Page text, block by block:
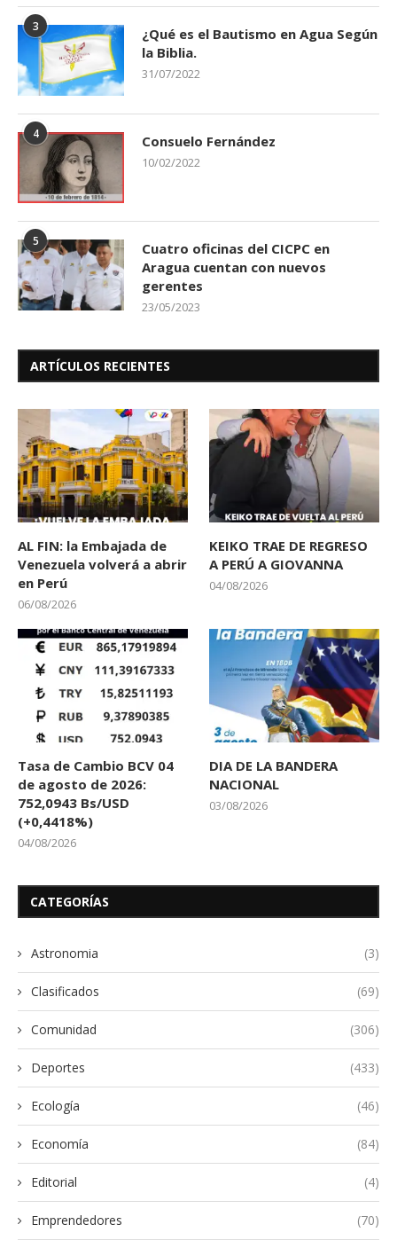
3
¿Qué es el Bautismo en Agua Según
la Biblia.
31/07/2022
4 Consuelo Fernández
10/02/2022
5
Cuatro oficinas del CICPC en
Aragua cuentan con nuevos
gerentes
23/05/2023
ARTÍCULOS RECIENTES
AL FIN: la Embajada de
Venezuela volverá a abrir
en Perú
06/08/2026
KEIKO TRAE DE REGRESO
A PERÚ A GIOVANNA
04/08/2026
Tasa de Cambio BCV 04
de agosto de 2026:
752,0943 Bs/USD
(+0,4418%)
04/08/2026
DIA DE LA BANDERA
NACIONAL
03/08/2026
CATEGORÍAS
Astronomia (3)
Clasificados (69)
Comunidad (306)
Deportes (433)
Ecología (46)
Economía (84)
Editorial (4)
Emprendedores (70)